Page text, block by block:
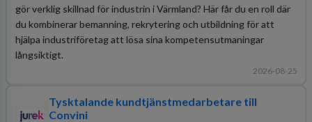
gör verklig skillnad för industrin i Värmland? Här får du en roll där
du kombinerar bemanning, rekrytering och utbildning för att
hjälpa industriföretag att lösa sina kompetensutmaningar
långsiktigt.
2026-08-25
Tysktalande kundtjänstmedarbetare till
Convini